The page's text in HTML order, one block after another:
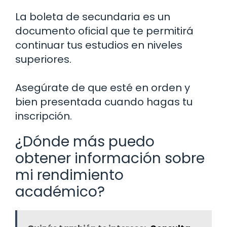
La boleta de secundaria es un
documento oficial que te permitirá
continuar tus estudios en niveles
superiores.
Asegúrate de que esté en orden y
bien presentada cuando hagas tu
inscripción.
¿Dónde más puedo
obtener información sobre
mi rendimiento
académico?